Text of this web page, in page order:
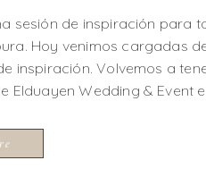
sesión de inspiración para
Hoy venimos cargadas
inspiración. Volvemos a
Wedding & Event